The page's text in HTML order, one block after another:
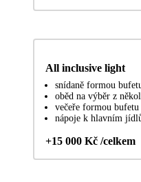
All inclusive light
snídaně formou
oběd na výběr z
večeře formou bufetu
nápoje k hlavním
+15 000 Kč /celkem